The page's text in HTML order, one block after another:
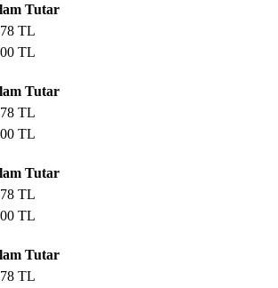
Tutar
TL
TL
Tutar
TL
TL
Tutar
TL
TL
Tutar
TL